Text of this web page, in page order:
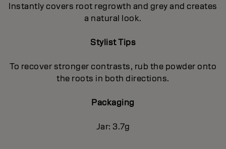
Instantly covers root regrowth and grey and creates
a natural look.
Stylist Tips
To recover stronger contrasts, rub the powder onto
the roots in both directions.
Packaging
Jar: 3.7g